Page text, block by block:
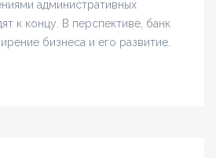
административных
к концу. В перспективе, банк
бизнеса и его развитие.